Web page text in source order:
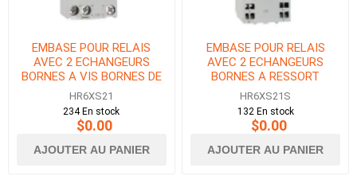
EMBASE POUR RELAIS
AVEC 2 ECHANGEURS
BORNES A VIS BORNES DE
CONTACT TOUTES EN
HAUT
HR6XS21
234 En stock
$0.00
AJOUTER AU PANIER
EMBASE POUR RELAIS
AVEC 2 ECHANGEURS
BORNES A RESSORT
HR6XS21S
132 En stock
$0.00
AJOUTER AU PANIER